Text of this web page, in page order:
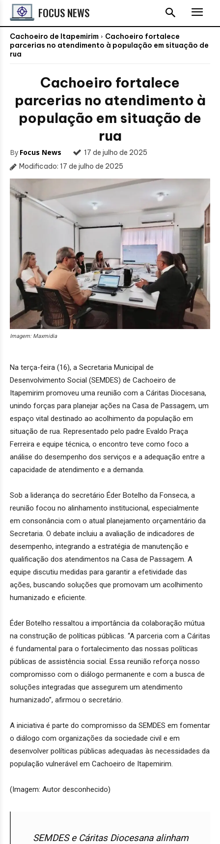
FOCUS NEWS
Cachoeiro de Itapemirim
Cachoeiro fortalece
parcerias no atendimento à população em situação de
rua
Cachoeiro fortalece
parcerias no atendimento à
população em situação de
rua
By Focus News
17 de julho de 2025
Modificado: 17 de julho de 2025
Imagem: Maxmidia
Na terça-feira (16), a Secretaria Municipal de
Desenvolvimento Social (SEMDES) de Cachoeiro de
Itapemirim promoveu uma reunião com a Cáritas Diocesana,
unindo forças para planejar ações na Casa de Passagem, um
espaço vital destinado ao acolhimento da população em
situação de rua. Representado pelo padre Evaldo Praça
Ferreira e equipe técnica, o encontro teve como foco a
análise do desempenho dos serviços e a adequação entre a
capacidade de atendimento e a demanda.
Sob a liderança do secretário Éder Botelho da Fonseca, a
reunião focou no alinhamento institucional, especialmente
em consonância com o atual planejamento orçamentário da
Secretaria. O debate incluiu a avaliação de indicadores de
desempenho, integrando a estratégia de manutenção e
qualificação dos atendimentos na Casa de Passagem. A
equipe discutiu medidas para garantir a efetividade das
ações, buscando soluções que promovam um acolhimento
humanizado e eficiente.
Éder Botelho ressaltou a importância da colaboração mútua
na construção de políticas públicas. “A parceria com a Cáritas
é fundamental para o fortalecimento das nossas políticas
públicas de assistência social. Essa reunião reforça nosso
compromisso com o diálogo permanente e com a busca de
soluções integradas que assegurem um atendimento
humanizado”, afirmou o secretário.
A iniciativa é parte do compromisso da SEMDES em fomentar
o diálogo com organizações da sociedade civil e em
desenvolver políticas públicas adequadas às necessidades da
população vulnerável em Cachoeiro de Itapemirim.
(Imagem: Autor desconhecido)
SEMDES e Cáritas Diocesana alinham